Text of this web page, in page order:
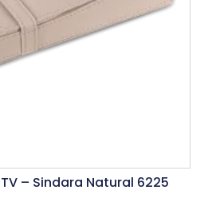
– Sindara Natural 6225